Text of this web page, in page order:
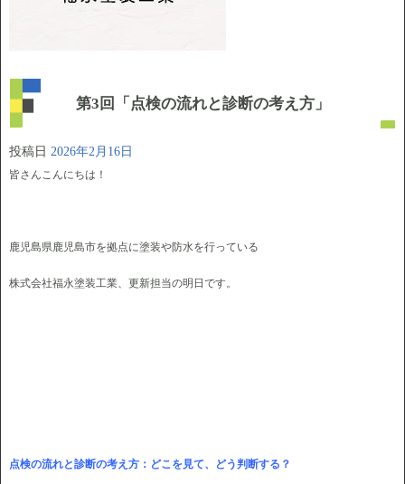
第3回「点検の流れと診断の考え方」
投稿日 2026年2月16日
皆さんこんにちは！
鹿児島県鹿児島市を拠点に塗装や防水を行っている
株式会社福永塗装工業、更新担当の明日です。
点検の流れと診断の考え方：どこを見て、どう判断する？